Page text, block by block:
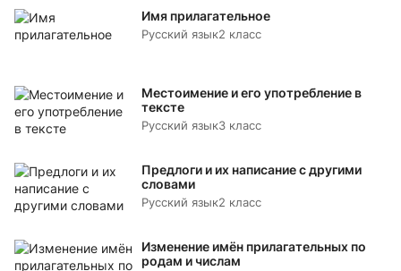
Имя прилагательное
Русский язык2 класс
Местоимение и его употребление в
тексте
Русский язык3 класс
Предлоги и их написание с другими
словами
Русский язык2 класс
Изменение имён прилагательных по
родам и числам